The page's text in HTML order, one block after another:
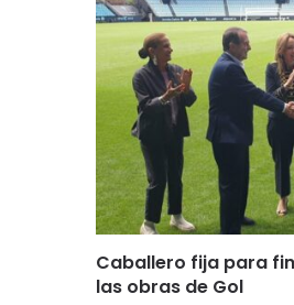
Caballero fija para
las obras de Gol